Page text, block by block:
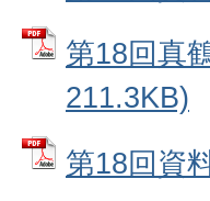
第18回真
211.3KB)
第18回資